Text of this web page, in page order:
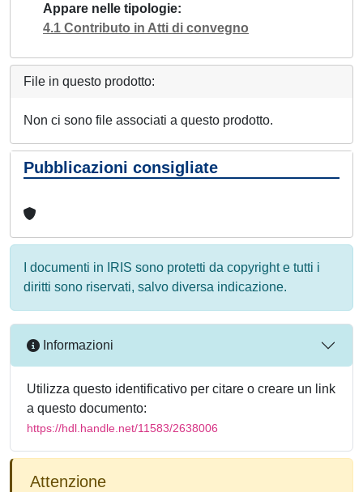
Appare nelle tipologie
4.1 Contributo in Atti di convegno
File in questo prodotto:
Non ci sono file associati a questo prodotto.
Pubblicazioni consigliate
I documenti in IRIS sono protetti da copyright e tutti i
diritti sono riservati, salvo diversa indicazione.
Informazioni
Utilizza questo identificativo per citare o creare un link
a questo documento:
https://hdl.handle.net/11583/2638006
Attenzione